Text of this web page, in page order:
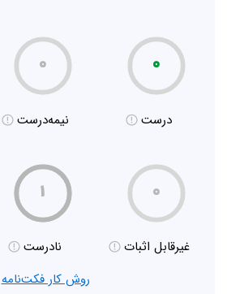
۰
درست
۰
نیمه‌درست
۰
غیر‌قابل اثبات
۱
نادرست
روش کار فکت‌نامه